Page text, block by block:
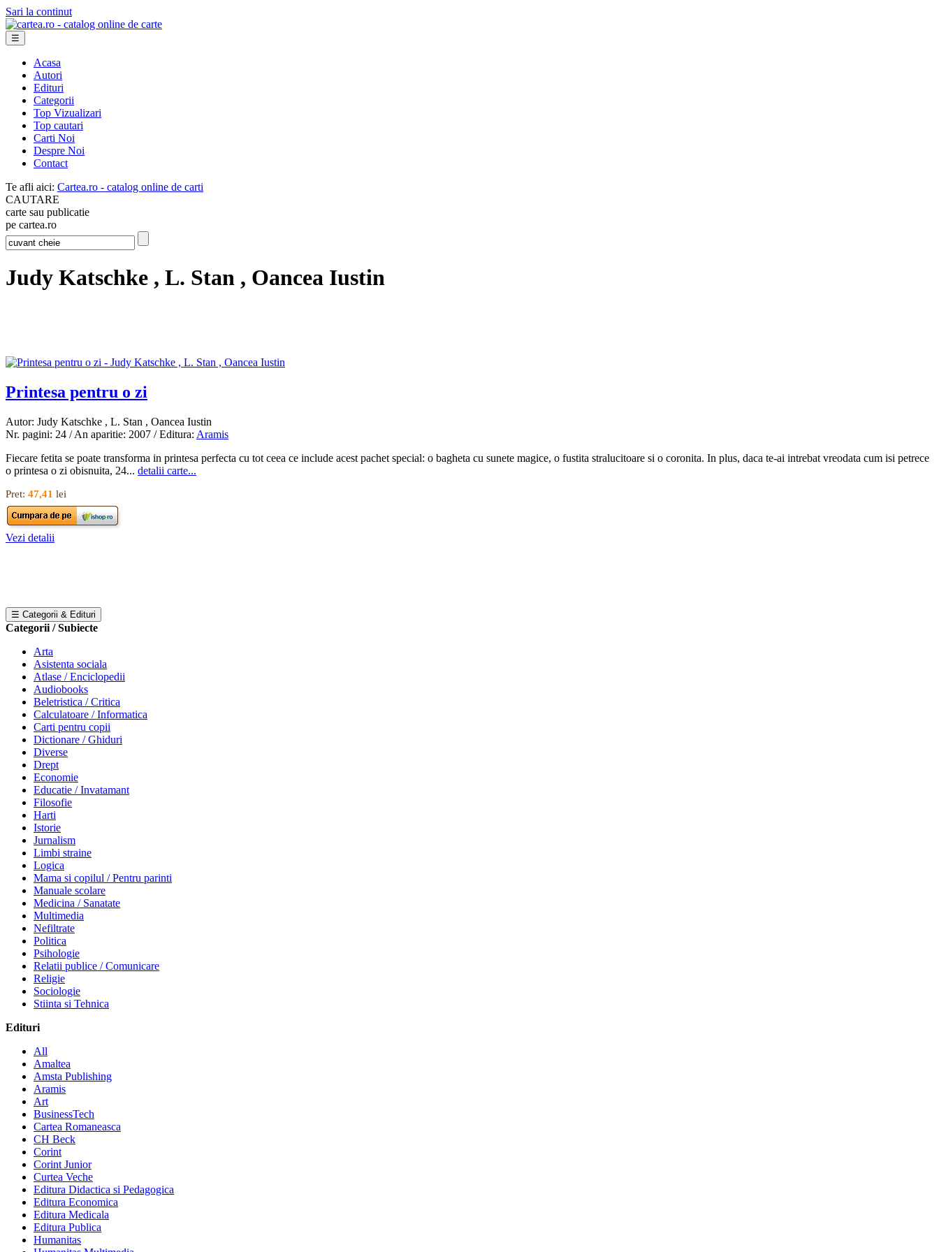
Sari la continut
☰
Acasa
Autori
Edituri
Categorii
Top Vizualizari
Top cautari
Carti Noi
Despre Noi
Contact
Te afli aici: Cartea.ro - catalog online de carti
CAUTARE
carte sau publicatie
pe cartea.ro
Judy Katschke , L. Stan , Oancea Iustin
Printesa pentru o zi
Autor: Judy Katschke , L. Stan , Oancea Iustin
Nr. pagini: 24 / An aparitie: 2007 / Editura: Aramis
Fiecare fetita se poate transforma in printesa perfecta cu tot ceea ce include acest pachet special: o bagheta cu sunete magice, o fustita stralucitoare si o coronita. In plus, daca te-ai intrebat vreodata cum isi petrece
o printesa o zi obisnuita, 24... detalii carte...
Pret: 47,41 lei
Vezi detalii
☰ Categorii & Edituri
Categorii / Subiecte
Arta
Asistenta sociala
Atlase / Enciclopedii
Audiobooks
Beletristica / Critica
Calculatoare / Informatica
Carti pentru copii
Dictionare / Ghiduri
Diverse
Drept
Economie
Educatie / Invatamant
Filosofie
Harti
Istorie
Jurnalism
Limbi straine
Logica
Mama si copilul / Pentru parinti
Manuale scolare
Medicina / Sanatate
Multimedia
Nefiltrate
Politica
Psihologie
Relatii publice / Comunicare
Religie
Sociologie
Stiinta si Tehnica
Edituri
All
Amaltea
Amsta Publishing
Aramis
Art
BusinessTech
Cartea Romaneasca
CH Beck
Corint
Corint Junior
Curtea Veche
Editura Didactica si Pedagogica
Editura Economica
Editura Medicala
Editura Publica
Humanitas